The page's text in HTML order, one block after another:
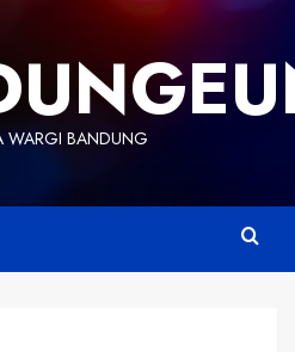
WARGI BANDUNG